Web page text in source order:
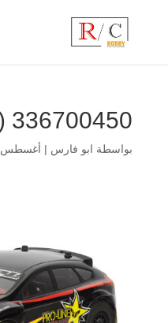
336700450 (1)
بواسطة ابو فارس | أغسطس 22, 2020